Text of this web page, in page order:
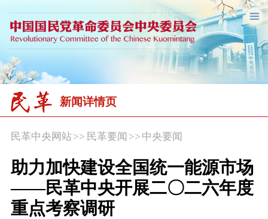
新闻详情页
民革中央网站>> 民革要闻 >> 中央要闻
助力加快建设全国统一能源市场
——民革中央开展二〇二六年度
重点考察调研